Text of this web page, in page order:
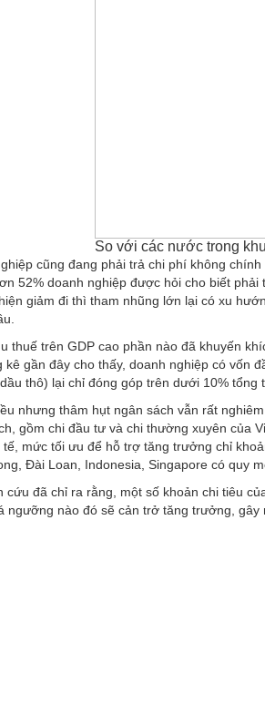
So với các nước trong
cũng đang phải trả chi phí không chính
52% doanh nghiệp được hỏi cho biết
giảm đi thì tham nhũng lớn lại có xu
thuế trên GDP cao phần nào đã khuyến
kê gần đây cho thấy, doanh nghiệp có vốn
thô) lại chỉ đóng góp trên dưới 10% tổng
nhưng thâm hụt ngân sách vẫn rất
gồm chi đầu tư và chi thường xuyên của
mức tối ưu để hỗ trợ tăng trưởng chỉ
Đài Loan, Indonesia, Singapore có quy
cứu đã chỉ ra rằng, một số khoản chi tiêu
ngưỡng nào đó sẽ cản trở tăng trưởng,